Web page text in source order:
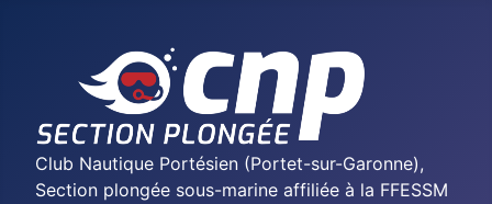
Club Nautique Portésien (Portet-sur-Garonne),
Section plongée sous-marine affiliée à la FFESSM